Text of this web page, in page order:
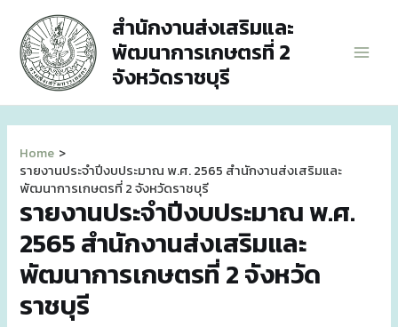
content
สำนักงานส่งเสริมและ
พัฒนาการเกษตรที่ 2
จังหวัดราชบุรี
Menu
Home
รายงานประจำปีงบประมาณ พ.ศ. 2565 สำนักงานส่งเสริมและ
พัฒนาการเกษตรที่ 2 จังหวัดราชบุรี
รายงานประจำปีงบประมาณ พ.ศ.
2565 สำนักงานส่งเสริมและ
พัฒนาการเกษตรที่ 2 จังหวัด
ราชบุรี